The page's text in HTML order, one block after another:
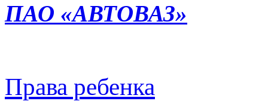
ПАО «АВТОВАЗ»
Права ребенка